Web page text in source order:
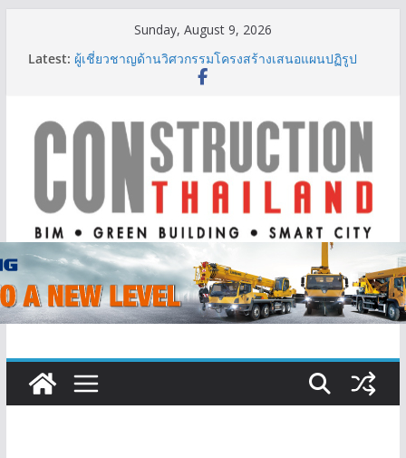
Sunday, August 9, 2026
Latest: IHG Hotels & Resorts เปิดตัว ฮอลิเดย์ อินน์ เอ็กซ์เพรส
อ่าวนางแห่งแรกในกระบี่
รับมือแผ่นดินไหว
TITLE เผยรายได้ครึ่งปีแรก’69 มากกว่า 2,000 ล้านบาท
เติบโต 377% ชี้ดีมานด์ภูเก็ตยังแกร่ง
BCT Expo 2026 ชูแนวคิด “Empowering Net Zero in
Construction & Mining” ขับเคลื่อนอุตสาหกรรม
ลลิล พร็อพเพอร์ตี้ ก้าวสู่ปีที่ 40 ยึดลูกค้าเป็นศูนย์กลาง
เดินหน้าสร้างการเติบโตอย่างยั่งยืน